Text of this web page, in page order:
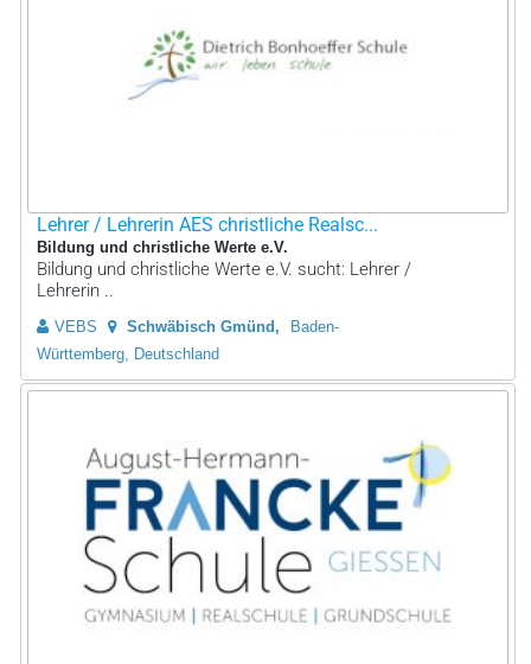
Lehrer / Lehrerin AES christliche Realsc...
Bildung und christliche Werte e.V.
Bildung und christliche Werte e.V. sucht: Lehrer /
Lehrerin ..
VEBS Schwäbisch Gmünd
Baden-
Württemberg, Deutschland